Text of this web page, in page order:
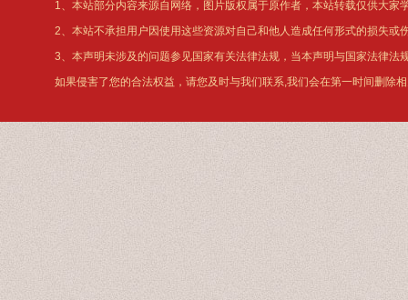
1、本站部分内容来源自网络，图片版权属于原作者，本站转载仅供大家
2、本站不承担用户因使用这些资源对自己和他人造成任何形式的损失或
3、本声明未涉及的问题参见国家有关法律法规，当本声明与国家法律法
如果侵害了您的合法权益，请您及时与我们联系,我们会在第一时间删除